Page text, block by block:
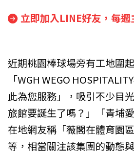
立即加入LINE好友，每
近期桃園棒球場旁有工地圍
「WGH WEGO
此為您服務」，吸引不少目
旅館要誕生了嗎？」「青埔
在地網友稱「薇閣在體育園
等，相當關注該集團的動態